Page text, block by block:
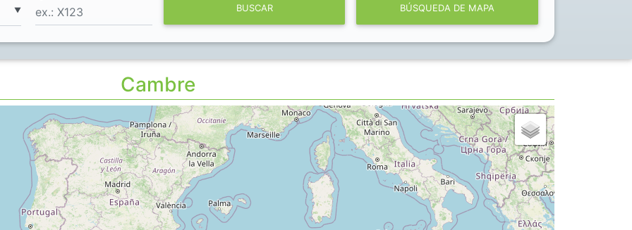
▼
BUSCAR
BÚSQUEDA DE MAPA
Cambre